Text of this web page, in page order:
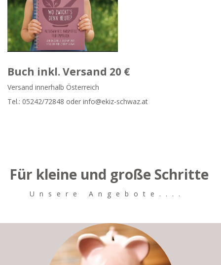
Buch inkl. Versand 20 €
Versand innerhalb Österreich
Tel.: 05242/72848 oder info@ekiz-schwaz.at
Für kleine und große Schritte
Unsere Angebote....